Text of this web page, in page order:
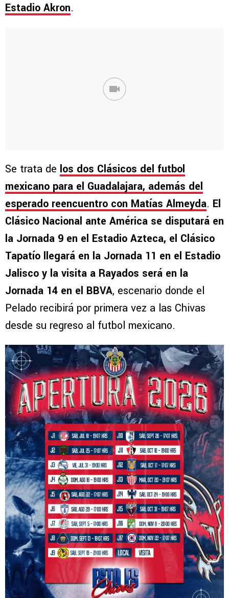
Estadio Akron.
Se trata de los dos Clásicos del futbol
mexicano para el Guadalajara, además del
esperado reencuentro con Matías Almeyda. El
Clásico Nacional ante América se disputará en
la Jornada 9 en el Estadio Azteca, el Clásico
Tapatío llegará en la Jornada 11 en el Estadio
Jalisco y la visita a Rayados será en la
Jornada 14 en el BBVA, escenario donde el
Pelado recibirá por primera vez a las Chivas
desde su regreso al futbol mexicano.